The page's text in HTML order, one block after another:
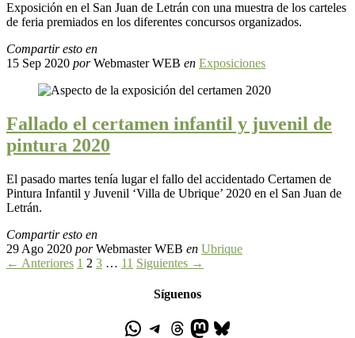
Exposición en el San Juan de Letrán con una muestra de los carteles
de feria premiados en los diferentes concursos organizados.
Compartir esto en
15 Sep 2020 porWebmaster WEB en Exposiciones
Fallado el certamen infantil y juvenil de
pintura 2020
El pasado martes tenía lugar el fallo del accidentado Certamen de
Pintura Infantil y Juvenil ‘Villa de Ubrique’ 2020 en el San Juan de
Letrán.
Compartir esto en
29 Ago 2020 porWebmaster WEB en Ubrique
← Anteriores 1 2 3 … 11 Siguientes →
Síguenos